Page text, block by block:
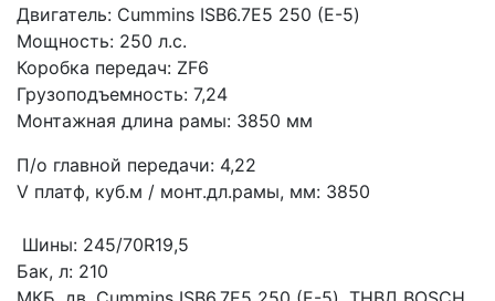
Двигатель: Сummins ISB6.7E5 250 (Е-5)
Мощность: 250 л.с.
Коробка передач: ZF6
Грузоподъемность: 7,24
Монтажная длина рамы: 3850 мм
П/о главной передачи: 4,22
V платф, куб.м / монт.дл.рамы, мм: 3850
Шины: 245/70R19,5
Бак, л: 210